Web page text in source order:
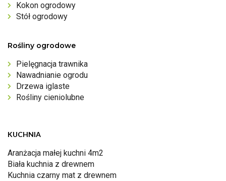
Kokon ogrodowy
Stół ogrodowy
Rośliny ogrodowe
Pielęgnacja trawnika
Nawadnianie ogrodu
Drzewa iglaste
Rośliny cieniolubne
KUCHNIA
Aranżacja małej kuchni 4m2
Biała kuchnia z drewnem
Kuchnia czarny mat z drewnem